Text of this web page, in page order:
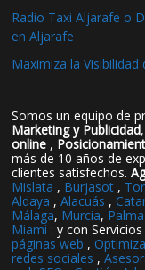
Radio Taxi Aljarafe o
en Aljarafe
Maximiza la
Somos un equipo de
Marketing y Publicidad,
online ,
más de 10 años de
clientes satisfechos.
Mislata , Burjasot ,
Aldaya ,Alacuás ,
Málaga, Murcia,
Miami : y con Servicios
páginas web ,
redes sociales ,